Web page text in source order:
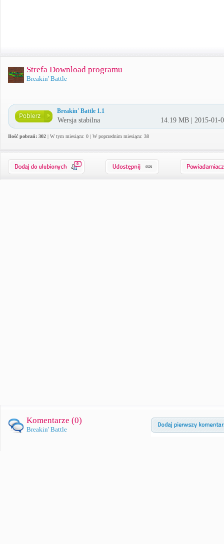
Strefa Download programu
Breakin' Battle
Breakin' Battle 1.1
Wersja stabilna 14.19 MB | 2015-01-
Ilość pobrań: 302 | W tym miesiącu: 0 | W poprzednim miesiącu: 38
0
Komentarze (0)
Breakin' Battle